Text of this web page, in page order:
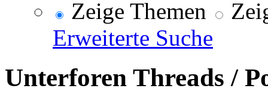
Zeige Themen
Erweiterte Suche
Unterforen Threads /